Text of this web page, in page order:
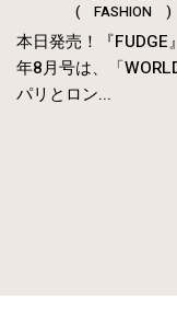
( FASHION )
本日発売！『FUDGE
年8月号は、「
パリとロン...